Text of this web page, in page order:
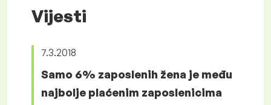
Vijesti
7.3.2018
Samo 6% zaposlenih žena je među
najbolje plaćenim zaposlenicima